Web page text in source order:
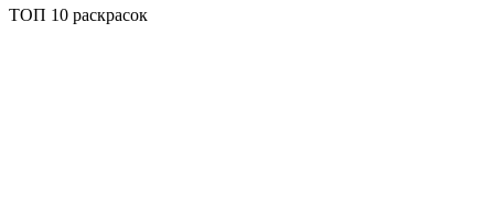
ТОП 10 раскрасок